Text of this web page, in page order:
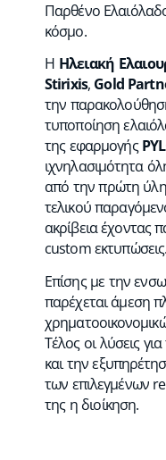
Παρθένο
κόσμο.
Η Ηλειακή
Stirixis, Gold
την
τυποποίηση
της εφαρμογής
ιχνηλασιμότητα
από την πρώτη ύλη
τελικού
ακρίβεια έχοντας
custom εκτυπώσεις.
Επίσης με την
παρέχεται άμεση
Τέλος οι λύσεις
και την
των επιλεγμένων
της η διοίκηση.